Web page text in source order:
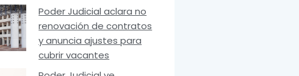
Poder Judicial aclara no
renovación de contratos
y anuncia ajustes para
cubrir vacantes